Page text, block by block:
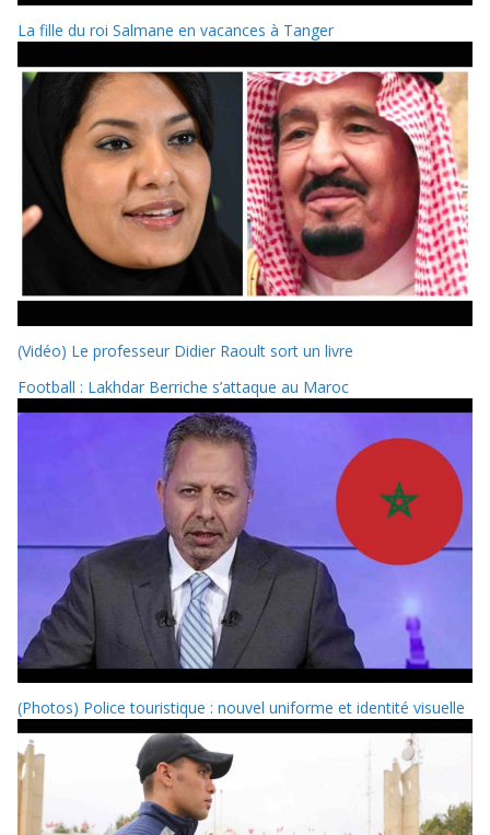
La fille du roi Salmane en vacances à Tanger
(Vidéo) Le professeur Didier Raoult sort un livre
Football : Lakhdar Berriche s’attaque au Maroc
(Photos) Police touristique : nouvel uniforme et identité visuelle